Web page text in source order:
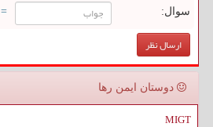
سوال: = ۸ بعلاوه ۴
دوستان ایمن رها
MIGT